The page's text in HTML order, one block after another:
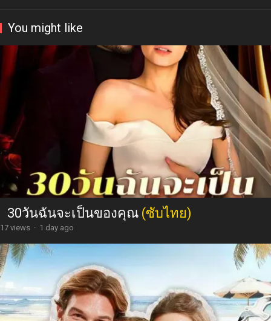
You might like
30วันฉันจะเป็นของคุณ (ซับไทย)
17 views · 1 day ago